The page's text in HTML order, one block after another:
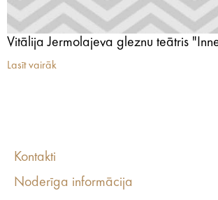
Vitālija Jermolajeva gleznu teātris
Lasīt vairāk
Kontakti
Noderīga informācija